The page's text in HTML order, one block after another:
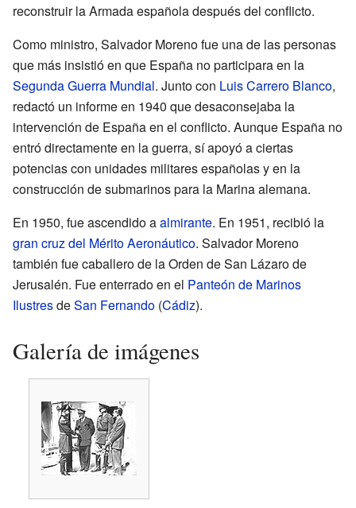
reconstruir la Armada española después del conflicto.
Como ministro, Salvador Moreno fue una de las personas
que más insistió en que España no participara en la
Segunda Guerra Mundial. Junto con Luis Carrero Blanco,
redactó un informe en 1940 que desaconsejaba la
intervención de España en el conflicto. Aunque España no
entró directamente en la guerra, sí apoyó a ciertas
potencias con unidades militares españolas y en la
construcción de submarinos para la Marina alemana.
En 1950, fue ascendido aalmirante. En 1951, recibió la
gran cruz del Mérito Aeronáutico. Salvador Moreno
también fue caballero de la Orden de San Lázaro de
Jerusalén. Fue enterrado en el Panteón de Marinos
IlustresdeSan Fernando (Cádiz).
Galería de imágenes